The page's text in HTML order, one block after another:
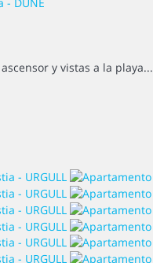
y vistas a la playa...